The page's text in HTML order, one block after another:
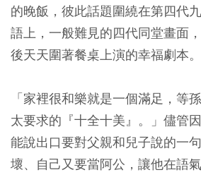
的晚飯，彼此話題圍繞在第四代
語上，一般難見的四代同堂畫面
後天天圍著餐桌上演的幸福劇本。
「家裡很和樂就是一個滿足，等
太要求的『十全十美』。」儘管
能說出口要對父親和兒子說的一
壞、自己又要當阿公，讓他在語氣